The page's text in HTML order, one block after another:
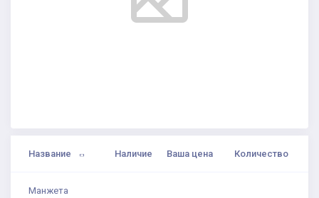
Название Наличие Ваша цена Количество
Манжета